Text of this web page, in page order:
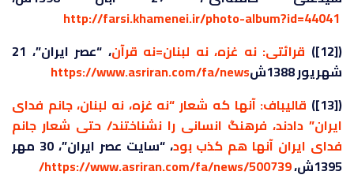
http://farsi.khamenei.ir/photo-album?id=44041
([12])
قرائتی: نه غزه، نه لبنان=نه قرآن
، “عصر ايران”، 21
شهريور 1388ش
https://www.asriran.com/fa/news
([13])
قالیباف: آنها که شعار “نه غزه، نه لبنان، جانم فدای
ایران” دادند، فرهنگ انسانی را نشناختند/ حتی شعار جانم
فدای ایران آنها هم کذب بود
، “سايت عصر ايران”، 30 مهر
1395ش،
https://www.asriran.com/fa/news/500739/